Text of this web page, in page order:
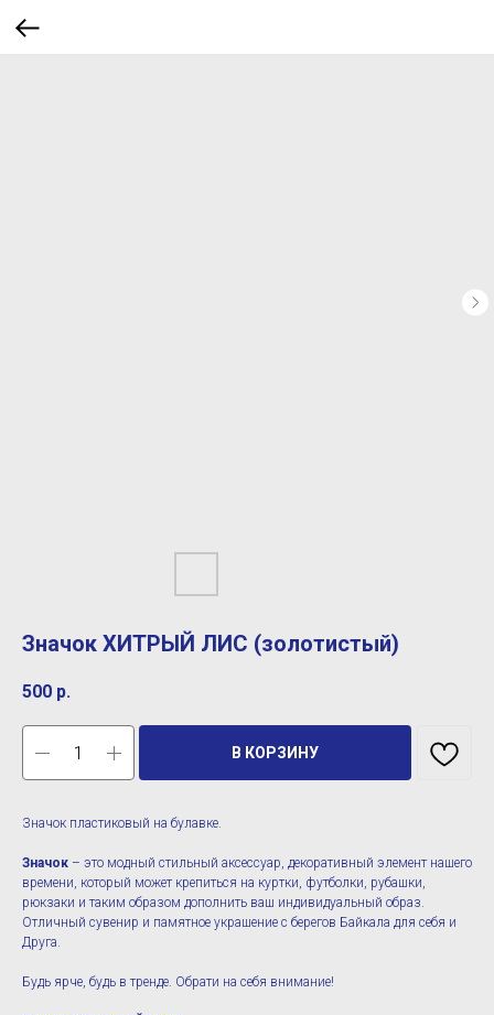
Значок ХИТРЫЙ ЛИС (золотистый)
500 р.
В КОРЗИНУ
Значок пластиковый на булавке.
Значок – это модный стильный аксессуар, декоративный элемент нашего
времени, который может крепиться на куртки, футболки, рубашки,
рюкзаки и таким образом дополнить ваш индивидуальный образ.
Отличный сувенир и памятное украшение с берегов Байкала для себя и
Друга.
Будь ярче, будь в тренде. Обрати на себя внимание!